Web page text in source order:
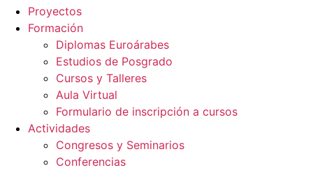
Proyectos
Formación
Diplomas Euroárabes
Estudios de Posgrado
Cursos y Talleres
Aula Virtual
Formulario de inscripción a cursos
Actividades
Congresos y Seminarios
Conferencias